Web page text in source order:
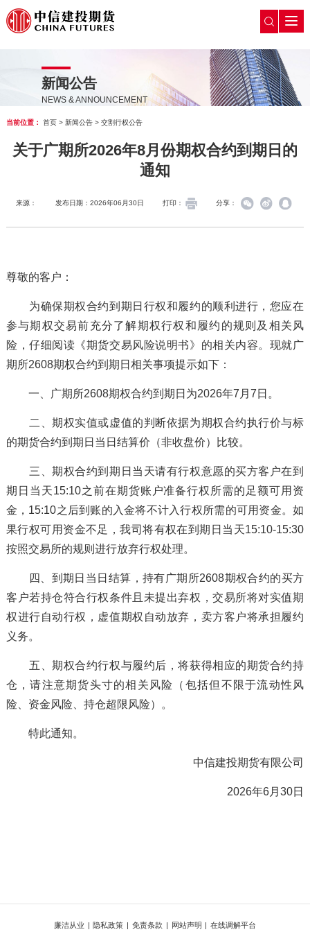
新闻公告
NEWS & ANNOUNCEMENT
当前位置： 首页> 新闻公告> 交割行权公告
关于广期所2026年8月份期权合约到期日的
通知
来源： 发布日期：2026年06月30日 打印： 分享：
尊敬的客户：
为确保期权合约到期日行权和履约的顺利进行，您应在
参与期权交易前充分了解期权行权和履约的规则及相关风
险，仔细阅读《期货交易风险说明书》的相关内容。现就广
期所2608期权合约到期日相关事项提示如下：
一、广期所2608期权合约到期日为2026年7月7日。
二、期权实值或虚值的判断依据为期权合约执行价与标
的期货合约到期日当日结算价（非收盘价）比较。
三、期权合约到期日当天请有行权意愿的买方客户在到
期日当天15:10之前在期货账户准备行权所需的足额可用资
金，15:10之后到账的入金将不计入行权所需的可用资金。如
果行权可用资金不足，我司将有权在到期日当天15:10-15:30
按照交易所的规则进行放弃行权处理。
四、到期日当日结算，持有广期所2608期权合约的买方
客户若持仓符合行权条件且未提出弃权，交易所将对实值期
权进行自动行权，虚值期权自动放弃，卖方客户将承担履约
义务。
五、期权合约行权与履约后，将获得相应的期货合约持
仓，请注意期货头寸的相关风险（包括但不限于流动性风
险、资金风险、持仓超限风险）。
特此通知。
中信建投期货有限公司
2026年6月30日
廉洁从业 | 隐私政策 | 免责条款 | 网站声明 | 在线调解平台